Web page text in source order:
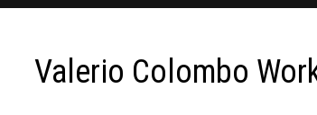
Valerio Colombo